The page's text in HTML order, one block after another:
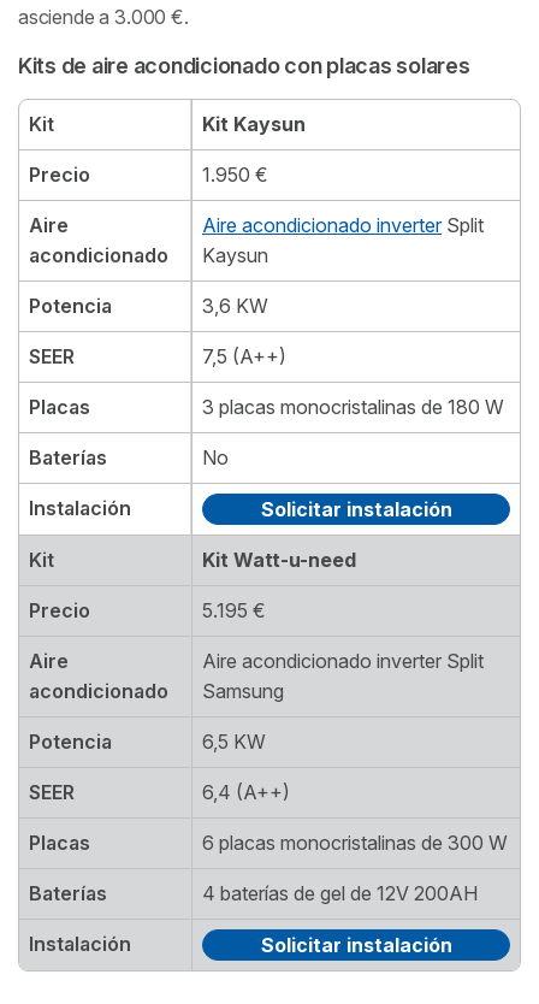
asciende a 3.000 €.
Kits de aire acondicionado con placas solares
Kit Kit Kaysun
Precio 1.950 €
Aire
acondicionado
Aire acondicionado inverterSplit
Kaysun
Potencia 3,6 KW
SEER 7,5 (A++)
Placas 3 placas monocristalinas de 180 W
Baterías No
Instalación Solicitar instalación
Kit Kit Watt-u-need
Precio 5.195 €
Aire
acondicionado
Aire acondicionado inverter Split
Samsung
Potencia 6,5 KW
SEER 6,4 (A++)
Placas 6 placas monocristalinas de 300 W
Baterías 4 baterías de gel de 12V 200AH
Instalación Solicitar instalación